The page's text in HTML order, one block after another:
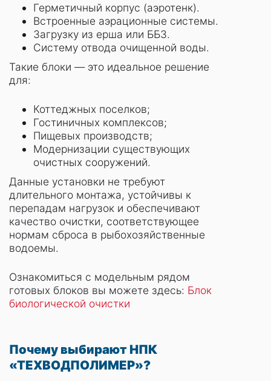
Герметичный корпус (аэротенк).
Встроенные аэрационные системы.
Загрузку из ерша или ББЗ.
Систему отвода очищенной воды.
Такие блоки — это идеальное решение
для:
Коттеджных поселков;
Гостиничных комплексов;
Пищевых производств;
Модернизации существующих
очистных сооружений.
Данные установки не требуют
длительного монтажа, устойчивы к
перепадам нагрузок и обеспечивают
качество очистки, соответствующее
нормам сброса в рыбохозяйственные
водоемы.
Ознакомиться с модельным рядом
готовых блоков вы можете здесь: Блок
биологической очистки
Почему выбирают НПК
«ТЕХВОДПОЛИМЕР»?